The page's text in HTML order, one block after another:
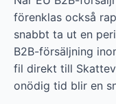
förenklas också
snabbt ta ut en
B2B-försäljning
fil direkt till
onödig tid blir en